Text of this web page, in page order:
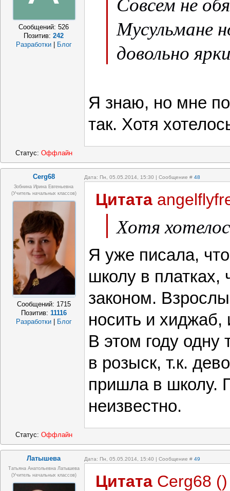
Сообщений:526
Позитив:242
Разработки
Блог
Мусульмане
довольно
Я знаю, но мне
так. Хотя
Статус: Оффлайн
Cerg68 Дата: Пн, 05.05.2014, 15:30 | Сообщение # 48
Зобнина Ирина Евгеньевна
(учитель начальных классов)
Сообщений: 1715
Позитив: 11116
Разработки
Блог
Цитата
Хотя
Я уже писала,
школу в платках,
законом.
носить и хиджаб,
В этом году
в розыск, т.к.
пришла в школу.
неизвестно.
Статус: Оффлайн
Латышева Дата: Пн, 05.05.2014, 15:40 | Сообщение # 49
Татьяна Анатольевна Латышева
(учитель начальных классов)
Цитата Cerg68 ()